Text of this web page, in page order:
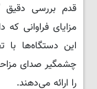
قدم بررسی دقیق
مزایای فراوانی
این دستگاه‌ها
چشمگیر صدای
را ارائه می‌دهند.